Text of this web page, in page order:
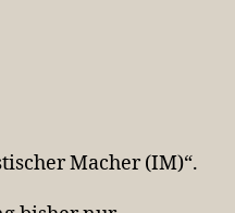
Macher (IM)“.